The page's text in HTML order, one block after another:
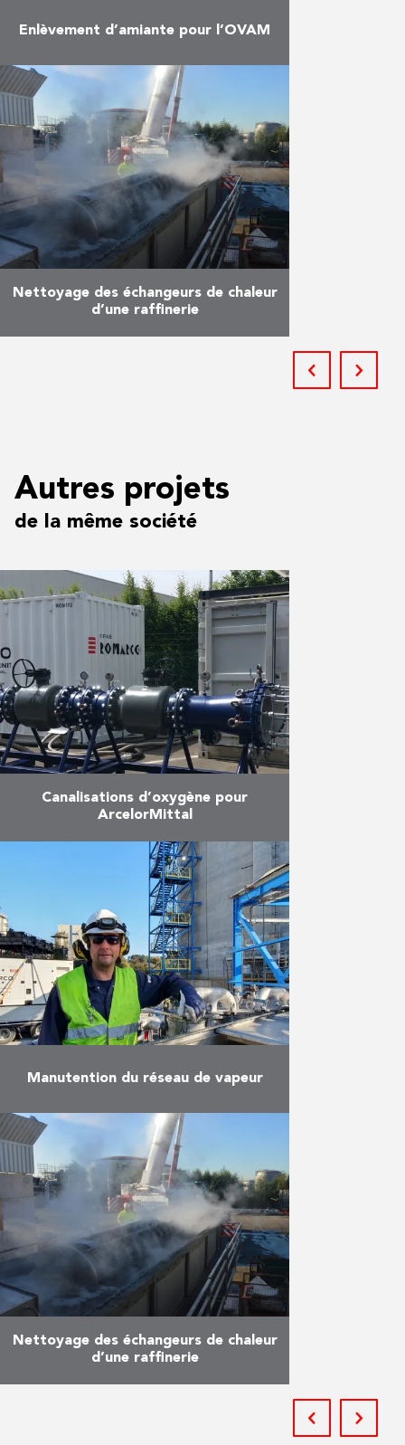
Enlèvement d’amiante pour l’OVAM
Les travaux se sont déroulés en
deux phases: Phase 1:
assainissement et désamiantage
de remblais sur des terrains de
particuliers à Kapelle-op-den-Bos.
Les travaux consistaient …
En savoir plus
Nettoyage des échangeurs de chaleur
d’une raffinerie
Autres projets
de la même société
Canalisations d’oxygène pour
ArcelorMittal
Le producteur d’acier
ArcelorMittal voulait mettre en
service de nouvelles canalisations
d’oxygène à Zelzate afin
d’augmenter sa capacité de
production d’acier. En vue d’éviter
tous …
En savoir plus
Manutention du réseau de vapeur
Romarco était responsable de la
manutention de l’ensemble du
réseau de vapeur, utilisé pour la
fabrication de médicaments
injectables, pour un de ses clients
dans …
En savoir plus
Nettoyage des échangeurs de chaleur
d’une raffinerie